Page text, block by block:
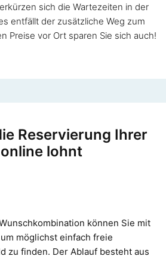
sich die Wartezeiten in der
entfällt der zusätzliche Weg zum
Preise vor Ort sparen Sie sich auch!
Reservierung Ihrer
lohnt
können Sie mit
möglichst einfach freie
zu finden. Der Ablauf besteht aus